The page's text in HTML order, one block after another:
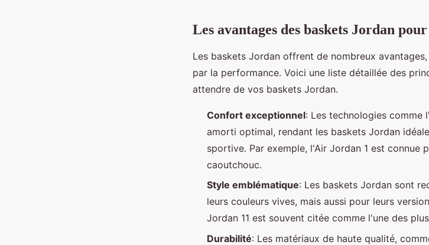
Les avantages des baskets Jordan
Les baskets Jordan offrent de nombreux
par la performance. Voici une liste détaillée des
attendre de vos baskets Jordan.
Confort exceptionnel: Les technologies comme l'
amorti optimal, rendant les baskets Jordan
sportive. Par exemple, l'Air Jordan 1 est connue
caoutchouc.
Style emblématique: Les baskets Jordan sont
leurs couleurs vives, mais aussi pour leurs
Jordan 11 est souvent citée comme l'une des
Durabilité: Les matériaux de haute qualité,